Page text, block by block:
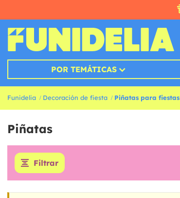
POR TEMÁTICAS
Funidelia Decoración de fiesta Piñatas para fiestas
Piñatas
Filtrar